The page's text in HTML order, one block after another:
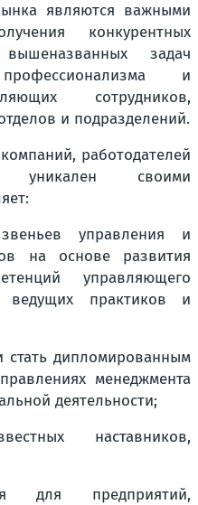
являются важными
конкурентных
задач
и
сотрудников,
и подразделений.
работодателей
уникален своими
управления и
на основе развития
управляющего
практиков и
дипломированным
менеджмента
деятельности;
наставников,
для предприятий,